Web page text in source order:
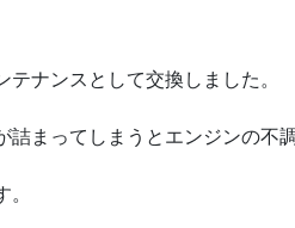
ナンスとして交換しました。
詰まってしまうとエンジンの不